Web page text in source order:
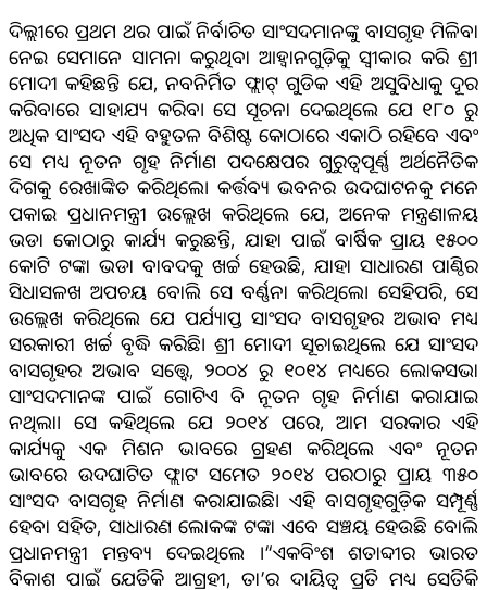
ଦିଲ୍ଲୀରେ ପ୍ରଥମ ଥର ପାଇଁ ନିର୍ବାଚିତ ସାଂସଦମାନଙ୍କୁ ବାସଗୃହ ମିଳିବା
ନେଇ ସେମାନେ ସାମନା କରୁଥିବା ଆହ୍ଵାନଗୁଡ଼ିକୁ ସ୍ୱୀକାର କରି ଶ୍ରୀ
ମୋଦୀ କହିଛନ୍ତି ଯେ, ନବନିର୍ମିତ ଫ୍ଲାଟ୍ ଗୁଡିକ ଏହି ଅସୁବିଧାକୁ ଦୂର
କରିବାରେ ସାହାଯ୍ୟ କରିବ। ସେ ସୂଚନା ଦେଇଥିଲେ ଯେ ୧୮୦ ରୁ
ଅଧିକ ସାଂସଦ ଏହି ବହୁତଳ ବିଶିଷ୍ଟ କୋଠାରେ ଏକାଠି ରହିବେ ଏବଂ
ସେ ମଧ୍ୟ ନୂତନ ଗୃହ ନିର୍ମାଣ ପଦକ୍ଷେପର ଗୁରୁତ୍ୱପୂର୍ଣ୍ଣ ଅର୍ଥନୈତିକ
ଦିଗକୁ ରେଖାଙ୍କିତ କରିଥିଲେ। କର୍ତ୍ତବ୍ୟ ଭବନର ଉଦଘାଟନକୁ ମନେ
ପକାଇ ପ୍ରଧାନମନ୍ତ୍ରୀ ଉଲ୍ଲେଖ କରିଥିଲେ ଯେ, ଅନେକ ମନ୍ତ୍ରଣାଳୟ
ଭଡା କୋଠାରୁ କାର୍ଯ୍ୟ କରୁଛନ୍ତି, ଯାହା ପାଇଁ ବାର୍ଷିକ ପ୍ରାୟ ୧୫୦୦
କୋଟି ଟଙ୍କା ଭଡା ବାବଦକୁ ଖର୍ଚ୍ଚ ହେଉଛି, ଯାହା ସାଧାରଣ ପାଣ୍ଠିର
ସିଧାସଳଖ ଅପଚୟ ବୋଲି ସେ ବର୍ଣ୍ଣନା କରିଥିଲେ। ସେହିପରି, ସେ
ଉଲ୍ଲେଖ କରିଥିଲେ ଯେ ପର୍ଯ୍ୟାପ୍ତ ସାଂସଦ ବାସଗୃହର ଅଭାବ ମଧ୍ୟ
ସରକାରୀ ଖର୍ଚ୍ଚ ବୃଦ୍ଧି କରିଛି। ଶ୍ରୀ ମୋଦୀ ସୂଚାଇଥିଲେ ଯେ ସାଂସଦ
ବାସଗୃହର ଅଭାବ ସତ୍ତ୍ୱେ, ୨୦୦୪ ରୁ ୧୦୧୪ ମଧ୍ୟରେ ଲୋକସଭା
ସାଂସଦମାନଙ୍କ ପାଇଁ ଗୋଟିଏ ବି ନୂତନ ଗୃହ ନିର୍ମାଣ କରାଯାଇ
ନଥିଲା। ସେ କହିଥିଲେ ଯେ ୨୦୧୪ ପରେ, ଆମ ସରକାର ଏହି
କାର୍ଯ୍ୟକୁ ଏକ ମିଶନ ଭାବରେ ଗ୍ରହଣ କରିଥିଲେ ଏବଂ ନୂତନ
ଭାବରେ ଉଦଘାଟିତ ଫ୍ଲାଟ ସମେତ ୨୦୧୪ ପରଠାରୁ ପ୍ରାୟ ୩୫୦
ସାଂସଦ ବାସଗୃହ ନିର୍ମାଣ କରାଯାଇଛି। ଏହି ବାସଗୃହଗୁଡ଼ିକ ସମ୍ପୂର୍ଣ୍ଣ
ହେବା ସହିତ, ସାଧାରଣ ଲୋକଙ୍କ ଟଙ୍କା ଏବେ ସଞ୍ଚୟ ହେଉଛି ବୋଲି
ପ୍ରଧାନମନ୍ତ୍ରୀ ମନ୍ତବ୍ୟ ଦେଇଥିଲେ ।“ଏକବିଂଶ ଶତାବ୍ଦୀର ଭାରତ
ବିକାଶ ପାଇଁ ଯେତିକି ଆଗ୍ରହୀ, ତା’ର ଦାୟିତ୍ୱ ପ୍ରତି ମଧ୍ୟ ସେତିକି